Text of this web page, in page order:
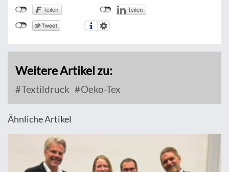
Weitere Artikel zu:
Textildruck Oeko-Tex
Ähnliche Artikel